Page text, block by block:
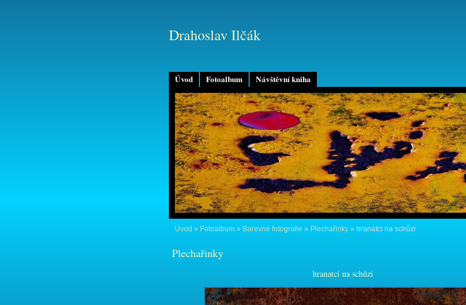
Úvod Fotoalbum Návštěvní kniha
Drahoslav Ilčák
Úvod » Fotoalbum » Barevné fotografie » Plechařinky » hranatci na schůzi
Plechařinky
hranatci na schůzi